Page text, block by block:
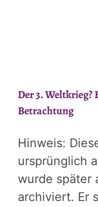
Der 3. Weltkrieg?
Betrachtung
Hinweis:
ursprünglich
wurde später
archiviert. Er